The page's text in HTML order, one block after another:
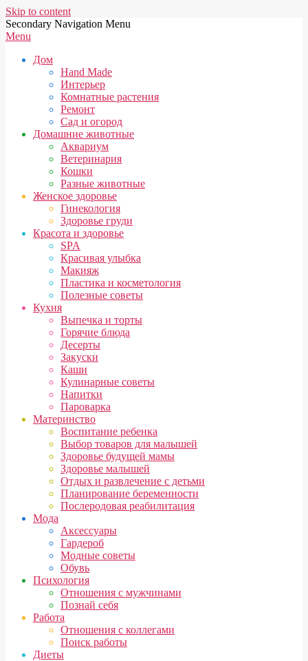
Skip to content
Secondary Navigation Menu
Menu
Дом
Hand Made
Интерьер
Комнатные растения
Ремонт
Сад и огород
Домашние животные
Аквариум
Ветеринария
Кошки
Разные животные
Женское здоровье
Гинекология
Здоровье груди
Красота и здоровье
SPA
Красивая улыбка
Макияж
Пластика и косметология
Полезные советы
Кухня
Выпечка и торты
Горячие блюда
Десерты
Закуски
Каши
Кулинарные советы
Напитки
Пароварка
Материнство
Воспитание ребенка
Выбор товаров для малышей
Здоровье будущей мамы
Здоровье малышей
Отдых и развлечение с детьми
Планирование беременности
Послеродовая реабилитация
Мода
Аксессуары
Гардероб
Модные советы
Обувь
Психология
Отношения с мужчинами
Познай себя
Работа
Отношения с коллегами
Поиск работы
Диеты